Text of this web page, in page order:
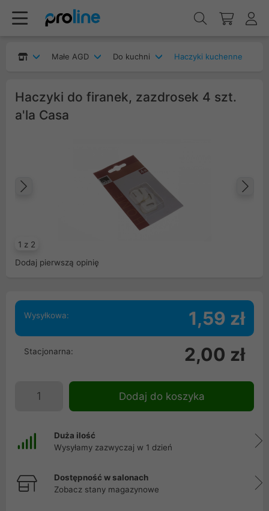
Małe AGD Do kuchni Haczyki kuchenne
Haczyki do firanek, zazdrosek 4 szt.
a'la Casa
1 z 2
Poprzedni
Dodaj pierwszą opinię
Wysyłkowa: 1,59 zł
Stacjonarna: 2,00 zł
Dodaj do koszyka
Duża ilość
Wysyłamy zazwyczaj w 1 dzień
Dostępność w salonach
Zobacz stany magazynowe